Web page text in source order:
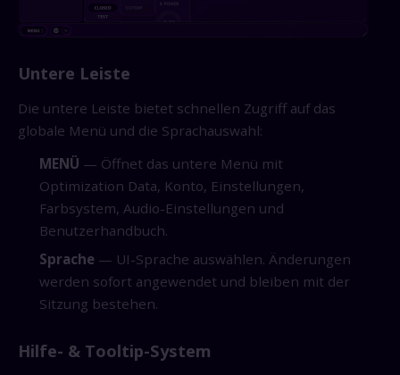
Untere Leiste
Die untere Leiste bietet schnellen Zugriff auf das
globale Menü und die Sprachauswahl:
MENÜ — Öffnet das untere Menü mit
Optimization Data, Konto, Einstellungen,
Farbsystem, Audio-Einstellungen und
Benutzerhandbuch.
Sprache — UI-Sprache auswählen. Änderungen
werden sofort angewendet und bleiben mit der
Sitzung bestehen.
Hilfe- & Tooltip-System